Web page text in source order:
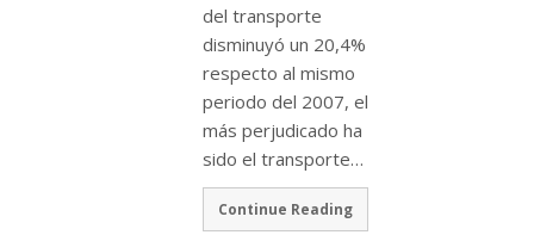
del transporte
disminuyó un 20,4%
respecto al mismo
periodo del 2007, el
más perjudicado ha
sido el transporte…
Continue Reading